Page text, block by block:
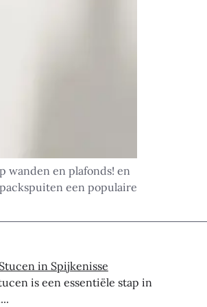
wanden en plafonds! en
een populaire
in Spijkenisse
is een essentiële stap in